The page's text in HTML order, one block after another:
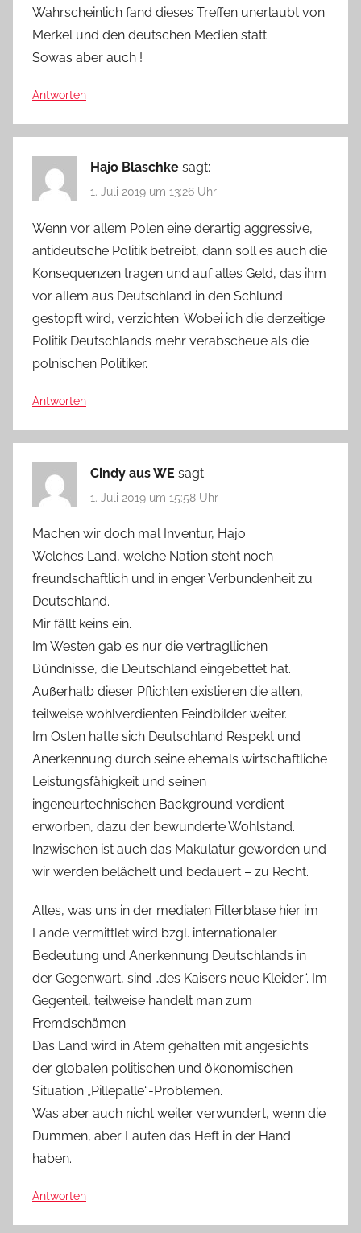
Wahrscheinlich fand dieses Treffen unerlaubt von
Merkel und den deutschen Medien statt.
Sowas aber auch !
Antworten
Hajo Blaschke sagt:
1. Juli 2019 um 13:26 Uhr
Wenn vor allem Polen eine derartig aggressive,
antideutsche Politik betreibt, dann soll es auch die
Konsequenzen tragen und auf alles Geld, das ihm
vor allem aus Deutschland in den Schlund
gestopft wird, verzichten. Wobei ich die derzeitige
Politik Deutschlands mehr verabscheue als die
polnischen Politiker.
Antworten
Cindy aus WE sagt:
1. Juli 2019 um 15:58 Uhr
Machen wir doch mal Inventur, Hajo.
Welches Land, welche Nation steht noch
freundschaftlich und in enger Verbundenheit zu
Deutschland.
Mir fällt keins ein.
Im Westen gab es nur die vertragllichen
Bündnisse, die Deutschland eingebettet hat.
Außerhalb dieser Pflichten existieren die alten,
teilweise wohlverdienten Feindbilder weiter.
Im Osten hatte sich Deutschland Respekt und
Anerkennung durch seine ehemals wirtschaftliche
Leistungsfähigkeit und seinen
ingeneurtechnischen Background verdient
erworben, dazu der bewunderte Wohlstand.
Inzwischen ist auch das Makulatur geworden und
wir werden belächelt und bedauert – zu Recht.
Alles, was uns in der medialen Filterblase hier im
Lande vermittlet wird bzgl. internationaler
Bedeutung und Anerkennung Deutschlands in
der Gegenwart, sind „des Kaisers neue Kleider“. Im
Gegenteil, teilweise handelt man zum
Fremdschämen.
Das Land wird in Atem gehalten mit angesichts
der globalen politischen und ökonomischen
Situation „Pillepalle“-Problemen.
Was aber auch nicht weiter verwundert, wenn die
Dummen, aber Lauten das Heft in der Hand
haben.
Antworten